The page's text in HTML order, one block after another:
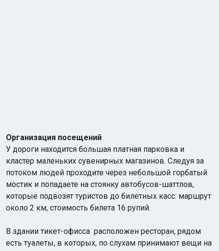
Организация посещений
У дороги находится большая платная парковка и
кластер маленьких сувенирных магазинов. Следуя за
потоком людей проходите через небольшой горбатый
мостик и попадаете на стоянку автобусов-шаттлов,
которые подвозят туристов до билетных касс: маршрут
около 2 км, стоимость билета 16 рупий.
В здании тикет-офисса расположен ресторан, рядом
есть туалеты, в которых, по слухам принимают вещи на